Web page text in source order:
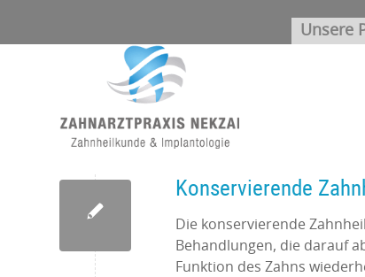
Unsere
Konservierende
Die konservierende
Behandlungen, die darauf
Funktion des Zahns